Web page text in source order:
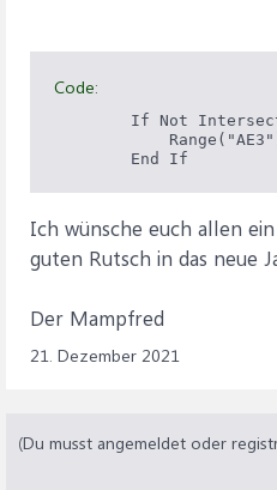
Code:
If Not
Ich wünsche euch allen
guten Rutsch in das neue
Der Mampfred
21. Dezember 2021
(Du musst angemeldet oder